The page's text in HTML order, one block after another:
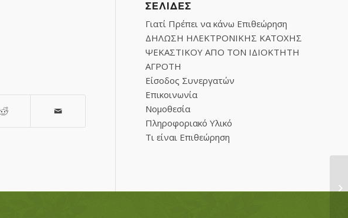
ΣΕΛΊΔΕΣ
Γιατί Πρέπει να κάνω Επιθεώρηση
ΔΗΛΩΣΗ ΗΛΕΚΤΡΟΝΙΚΗΣ ΚΑΤΟΧΗΣ
ΨΕΚΑΣΤΙΚΟΥ ΑΠΟ ΤΟΝ ΙΔΙΟΚΤΗΤΗ
ΑΓΡΟΤΗ
Είσοδος Συνεργατών
Επικοινωνία
Νομοθεσία
Πληροφοριακό Υλικό
Τι είναι Επιθεώρηση